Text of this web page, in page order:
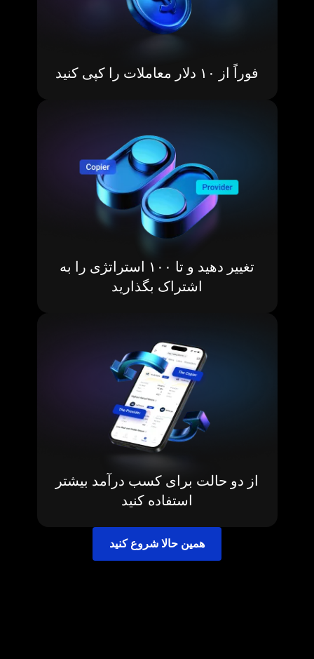
فوراً از ۱۰ دلار معاملات را کپی کنید
تغییر دهید و تا ۱۰۰ استراتژی را به
اشتراک بگذارید
از دو حالت برای کسب درآمد بیشتر
استفاده کنید
همین حالا شروع کنید